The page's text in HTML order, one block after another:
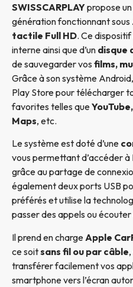
SWISSCARPLAYpropose
génération fonctionnant sous
tactile Full HD. Ce
interne ainsi que d’un disque
de sauvegarder vos films,
Grâce à son système
Play Store pour télécharger
favorites telles que
Maps, etc.
Le système est doté d’une
vous permettant d’accéder
grâce au partage de
également deux ports USB
préférés et utilise la
passer des appels ou
Il prend en charge Apple
ce soitsans fil ou par câble
transférer facilement vos
smartphone vers l’écran